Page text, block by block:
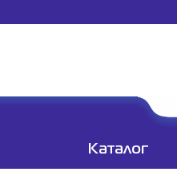
Каталог